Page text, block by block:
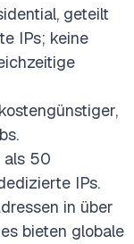
geteilt
IPs; keine
als 50
IPs.
in über
bieten globale